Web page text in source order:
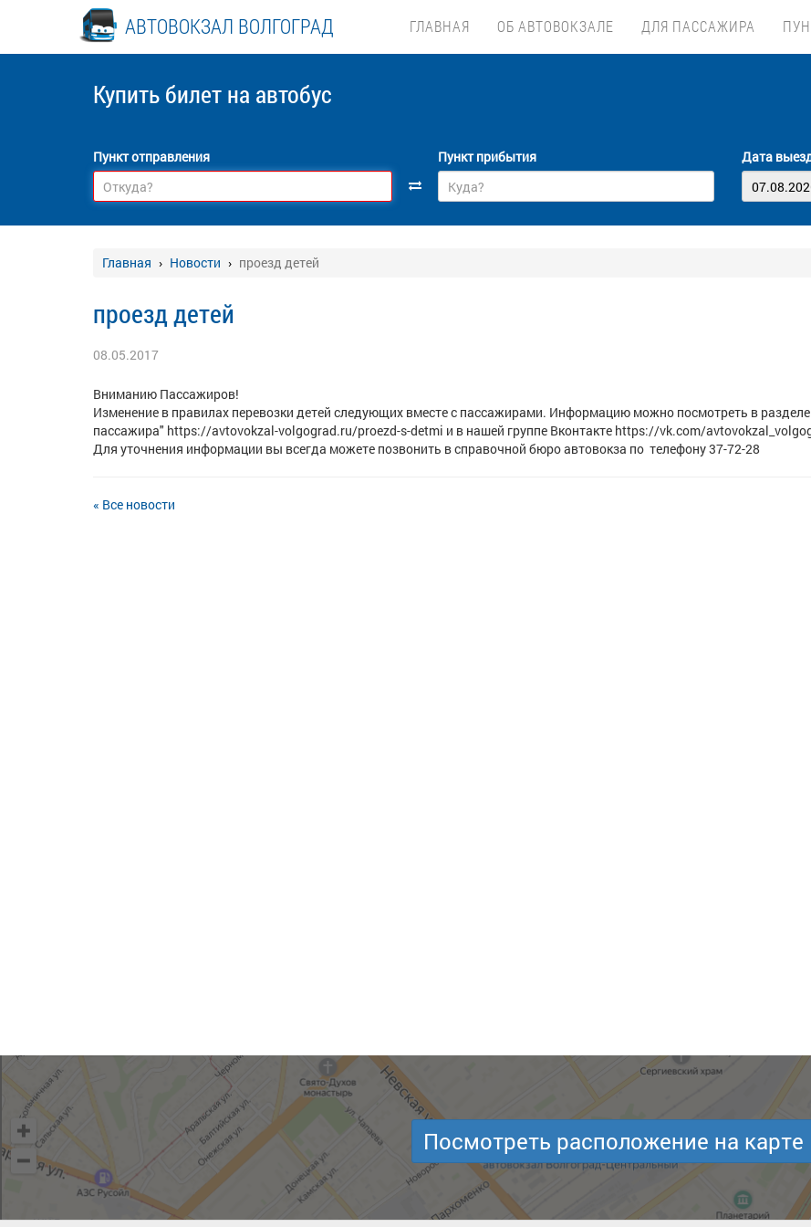
АВТОВОКЗАЛ ВОЛГОГРАД ГЛАВНАЯ ОБ АВТОВОКЗАЛЕ ДЛЯ ПАССАЖИРА
Купить билет на автобус
Пункт отправления Пункт прибытия Дата
Главная Новости проезд детей
проезд детей
08.05.2017
Вниманию Пассажиров!
Изменение в правилах перевозки детей следующих вместе с пассажирами. Информацию можно посмотреть в
пассажира" https://avtovokzal-volgograd.ru/proezd-s-detmi и в нашей группе Вконтакте https://vk.com/
Для уточнения информации вы всегда можете позвонить в справочной бюро автовокза по телефону 37-72-28
« Все новости
Посмотреть расположение на карте